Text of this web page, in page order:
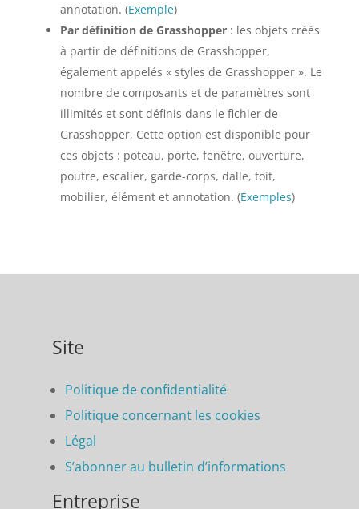
annotation. (Exemple)
Par définition de Grasshopper : les objets créés
à partir de définitions de Grasshopper,
également appelés « styles de Grasshopper ». Le
nombre de composants et de paramètres sont
illimités et sont définis dans le fichier de
Grasshopper, Cette option est disponible pour
ces objets : poteau, porte, fenêtre, ouverture,
poutre, escalier, garde-corps, dalle, toit,
mobilier, élément et annotation. (Exemples)
Site
Politique de confidentialité
Politique concernant les cookies
Légal
S’abonner au bulletin d’informations
Entreprise